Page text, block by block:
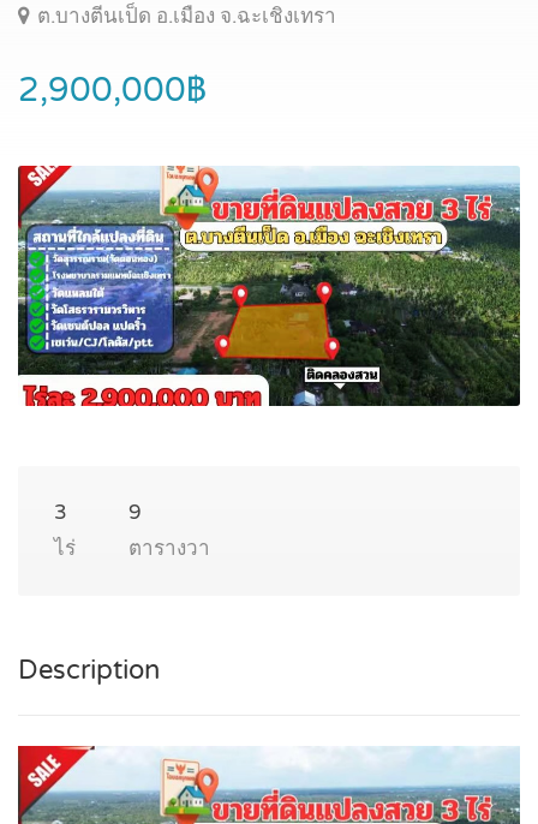
ต.บางตีนเป็ด อ.เมือง จ.ฉะเชิงเทรา
2,900,000฿
3
ไร่
9
ตารางวา
Description